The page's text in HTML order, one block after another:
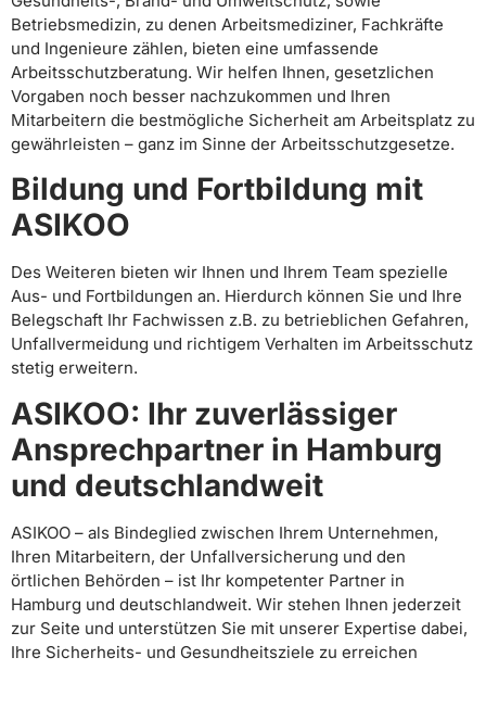
Betriebsmedizin, zu denen Arbeitsmediziner, Fachkräfte
und Ingenieure zählen, bieten eine umfassende
Arbeitsschutzberatung. Wir helfen Ihnen, gesetzlichen
Vorgaben noch besser nachzukommen und Ihren
Mitarbeitern die bestmögliche Sicherheit am Arbeitsplatz zu
gewährleisten – ganz im Sinne der Arbeitsschutzgesetze.
Bildung und Fortbildung mit
ASIKOO
Des Weiteren bieten wir Ihnen und Ihrem Team spezielle
Aus- und Fortbildungen an. Hierdurch können Sie und Ihre
Belegschaft Ihr Fachwissen z.B. zu betrieblichen Gefahren,
Unfallvermeidung und richtigem Verhalten im Arbeitsschutz
stetig erweitern.
ASIKOO: Ihr zuverlässiger
Ansprechpartner in Hamburg
und deutschlandweit
ASIKOO – als Bindeglied zwischen Ihrem Unternehmen,
Ihren Mitarbeitern, der Unfallversicherung und den
örtlichen Behörden – ist Ihr kompetenter Partner in
Hamburg und deutschlandweit. Wir stehen Ihnen jederzeit
zur Seite und unterstützen Sie mit unserer Expertise dabei,
Ihre Sicherheits- und Gesundheitsziele zu erreichen